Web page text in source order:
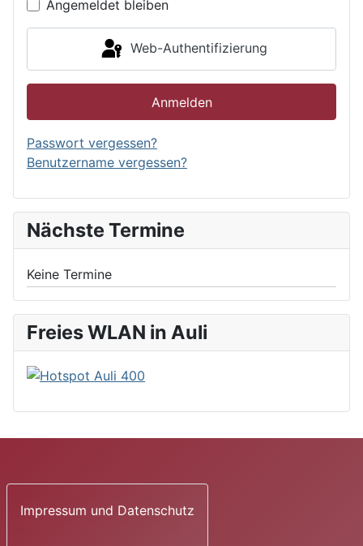
Angemeldet bleiben
Web-Authentifizierung
Anmelden
Passwort vergessen?
Benutzername vergessen?
Nächste Termine
Keine Termine
Freies WLAN in Auli
Impressum und Datenschutz